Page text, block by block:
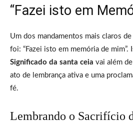
“Fazei isto em
Um dos mandamentos mais claros
foi: “Fazei isto em memória de mim”.
Significado da santa ceia vai além
ato de lembrança ativa e uma
fé.
Lembrando o Sacrifício